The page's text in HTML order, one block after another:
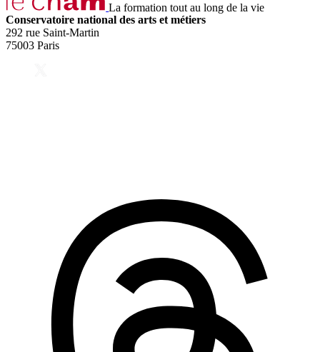
La formation tout au long de la vie
Conservatoire national des arts et métiers
292 rue Saint-Martin
75003 Paris